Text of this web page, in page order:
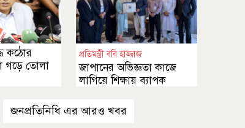
কঠোর
গড়ে তোলা
প্রতিমন্ত্রী ববি হাজ্জাজ
জাপানের অভিজ্ঞতা কাজে
লাগিয়ে শিক্ষায় ব্যাপক
জনপ্রতিনিধি এর আরও খবর